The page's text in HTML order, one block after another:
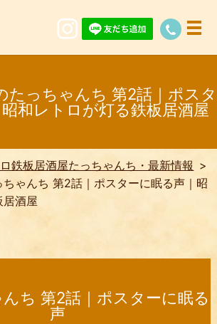
たっちゃんち 第2話｜ポスタ
和レトロが灯る鉄板居酒屋
鉄板居酒屋たっちゃんち・最新情報
ちゃんち 第2話｜ポスターに眠る声｜昭
居酒屋
ち 第2話｜ポスターに眠る
声